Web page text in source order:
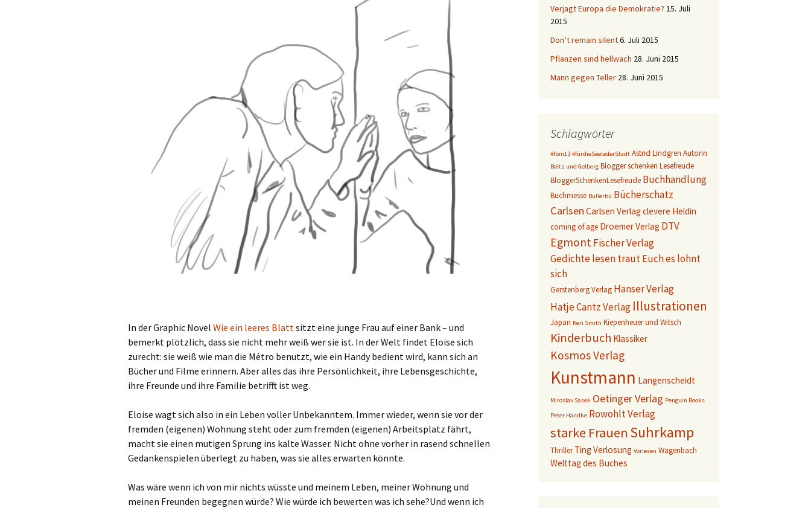
In der Graphic Novel Wie ein leeres Blattsitzt eine junge Frau auf einer Bank – und
bemerkt plötzlich, dass sie nicht mehr weiß wer sie ist. In der Welt findet Eloise sich
zurecht: sie weiß wie man die Métro benutzt, wie ein Handy bedient wird, kann sich an
Bücher und Filme erinnern. Aber alles das ihre Persönlichkeit, ihre Lebensgeschichte,
ihre Freunde und ihre Familie betrifft ist weg.
Eloise wagt sich also in ein Leben voller Unbekanntem. Immer wieder, wenn sie vor der
fremden (eigenen) Wohnung steht oder zum fremden (eigenen) Arbeitsplatz fährt,
macht sie einen mutigen Sprung ins kalte Wasser. Nicht ohne vorher in rasend schnellen
Gedankenspielen überlegt zu haben, was sie alles erwarten könnte.
Was wäre wenn ich von mir nichts wüsste und meinem Leben, meiner Wohnung und
meinen Freunden begegnen würde? Wie würde ich bewerten was ich sehe?Und wenn ich
Verjagt Europa die Demokratie? 15. Juli
2015
Don’t remain silent6. Juli 2015
Pflanzen sind hellwach 28. Juni 2015
Mann gegen Teller 28. Juni 2015
Schlagwörter
#fbm13 #fürdieSeelederStadt Astrid Lindgren Autorin
Beltz und Gelberg Blogger schenken Lesefreude
BloggerSchenkenLesefreude Buchhandlung
Buchmesse Bullerbü Bücherschatz
Carlsen Carlsen Verlag clevere Heldin
coming of age Droemer Verlag DTV
EgmontFischer Verlag
Gedichte lesen traut Euch es lohnt
sich
Gerstenberg Verlag Hanser Verlag
Hatje Cantz Verlag Illustrationen
Japan Keri Smith Kiepenheuer und Witsch
Kinderbuch Klassiker
Kosmos Verlag
Kunstmann Langenscheidt
Miroslav Sasek Oetinger Verlag Penguin Books
Peter Handke Rowohlt Verlag
starke Frauen Suhrkamp
Thriller Ting Verlosung Vorlesen Wagenbach
Welttag des Buches